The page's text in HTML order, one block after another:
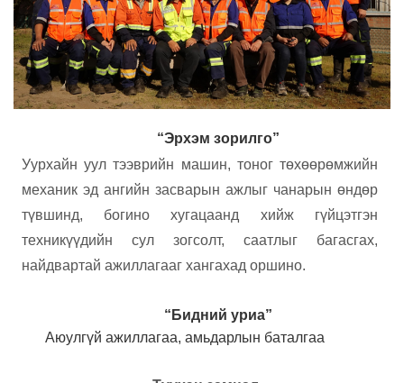
“Эрхэм зорилго”
Уурхайн уул тээврийн машин, тоног төхөөрөмжийн
механик эд ангийн засварын ажлыг чанарын өндөр
түвшинд, богино хугацаанд хийж гүйцэтгэн
техникүүдийн сул зогсолт, саатлыг багасгах,
найдвартай ажиллагааг хангахад оршино.
“ Бидний уриа”
Аюулгүй ажиллагаа, амьдарлын баталгаа